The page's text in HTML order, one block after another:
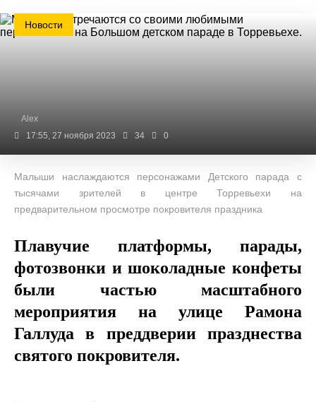
Новости
Alex
17:55, 27 ноября 2023
34 0
Малыши наслаждаются персонажами Детского парада с
тысячами зрителей в центре Торревьехи на
предварительном просмотре покровителя праздника
Плавучие платформы, парады,
фотозвонки и шоколадные конфеты
были частью масштабного
мероприятия на улице Рамона
Галлуда в преддверии празднества
святого покровителя.